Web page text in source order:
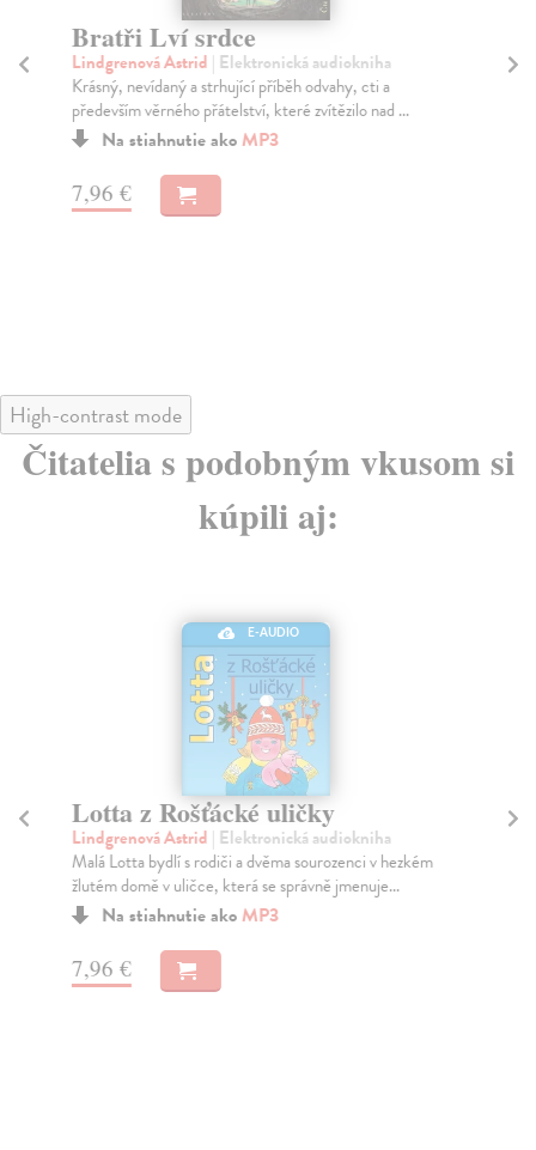
Bratři Lví srdce
Lindgrenová Astrid | Elektronická audiokniha
Krásný, nevídaný a strhující příběh odvahy, cti a
především věrného přátelství, které zvítězilo nad ...
Na stiahnutie akoMP3
7,96 €
High-contrast mode
Čitatelia s podobným vkusom si
kúpili aj:
E-AUDIO
Lotta z Rošťácké uličky
Lindgrenová Astrid | Elektronická audiokniha
Malá Lotta bydlí s rodiči a dvěma sourozenci v hezkém
žlutém domě v uličce, která se správně jmenuje...
Na stiahnutie akoMP3
7,96 €